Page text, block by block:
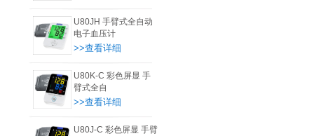
U80JH 手臂式全自动
电子血压计
>>查看详细
U80K-C 彩色屏显 手
臂式全自
>>查看详细
U80J-C 彩色屏显 手臂